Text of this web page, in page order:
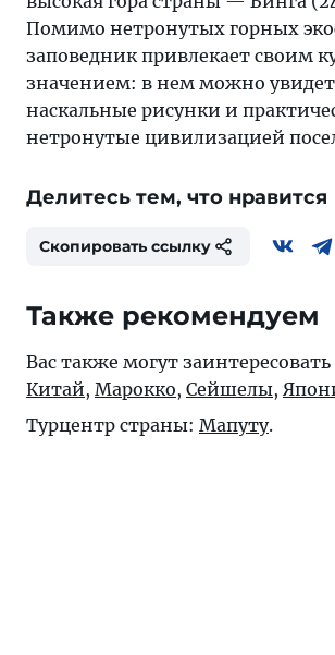
Помимо нетронутых горных
заповедник привлекает своим
значением: в нем можно
наскальные рисунки и
нетронутые цивилизацией
Делитесь тем, что нравится
Скопировать ссылку
Также рекомендуем
Вас также могут заинтересовать
Китай, Марокко, Сейшелы,
Турцентр страны: Мапуту.